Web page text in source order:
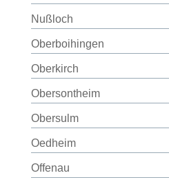
Nußloch
Oberboihingen
Oberkirch
Obersontheim
Obersulm
Oedheim
Offenau